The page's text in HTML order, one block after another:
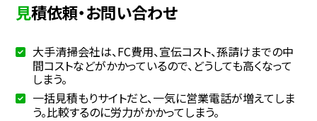
見積依頼・お問い合わせ
大手清掃会社は、FC費用、宣伝コスト、孫請けまでの中
間コストなどがかかっているので、どうしても高くなって
しまう。
一括見積もりサイトだと、一気に営業電話が増えてしま
う。比較するのに労力がかかってしまう。